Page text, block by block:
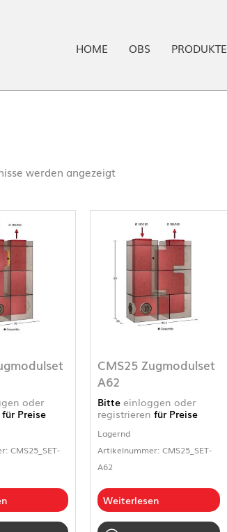
HOME OBS PRODUKTE
werden angezeigt
oder
für Preise
CMS25_SET-
CMS25 Zugmodulset
A62
Bitte einloggen oder
registrieren für Preise
Lagernd
Artikelnummer: CMS25_SET-
A62
Weiterlesen